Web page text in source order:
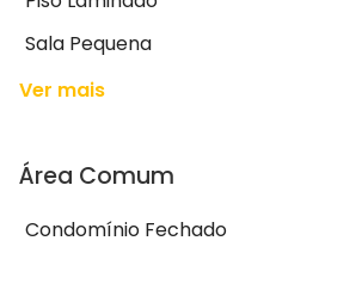
Sala Pequena
Ver mais
Área Comum
Condomínio Fechado